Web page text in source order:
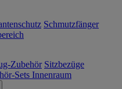
Schmutzfänger
Zubehör Sitzbezüge
Sets Innenraum